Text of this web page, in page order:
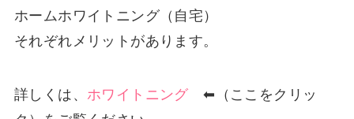
ホームホワイトニング（自宅）
それぞれメリットがあります。
詳しくは、 ホワイトニング ⬅︎（ここをクリッ